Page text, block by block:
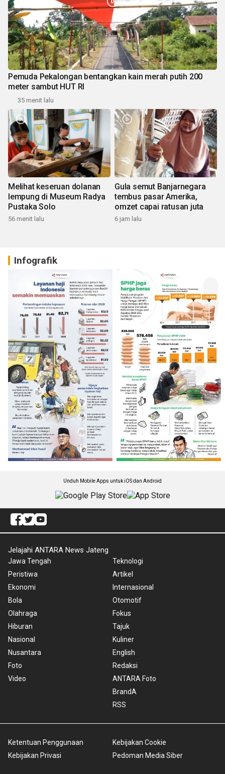
Pemuda Pekalongan bentangkan kain merah putih 200
meter sambut HUT RI
35 menit lalu
Melihat keseruan dolanan
lempung di Museum Radya
Pustaka Solo
56 menit lalu
Gula semut Banjarnegara
tembus pasar Amerika,
omzet capai ratusan juta
6 jam lalu
Infografik
Unduh Mobile Apps untuk iOS dan Android
Jelajahi ANTARA News Jateng
Jawa Tengah
Peristiwa
Ekonomi
Bola
Olahraga
Hiburan
Nasional
Nusantara
Foto
Video
Teknologi
Artikel
Internasional
Otomotif
Fokus
Tajuk
Kuliner
English
Redaksi
ANTARA Foto
BrandA
RSS
Ketentuan Penggunaan
Kebijakan Privasi
Kebijakan Cookie
Pedoman Media Siber